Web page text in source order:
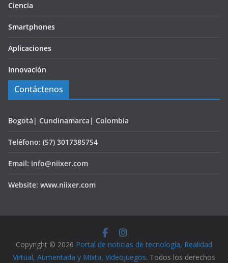
Ciencia
Smartphones
Aplicaciones
Innovación
Contáctenos
Bogotá| Cundinamarca| Colombia
Teléfono: (57) 3017385754
Email: info@niixer.com
Website: www.niixer.com
Copyright © 2026 Portal de noticias de tecnología, Realidad
Virtual, Aumentada y Mixta, Videojuegos. Todos los derechos